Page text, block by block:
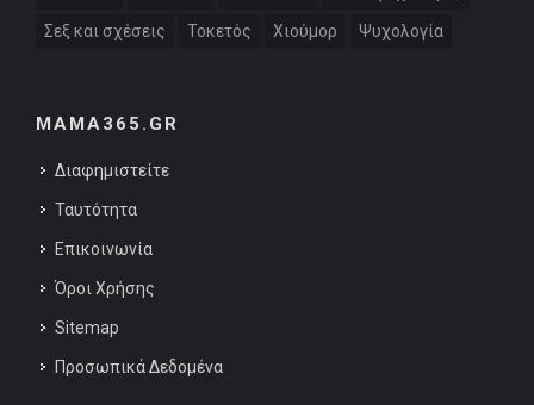
Σεξ και σχέσεις Τοκετός Χιούμορ Ψυχολογία
MAMA365.GR
Διαφημιστείτε
Ταυτότητα
Επικοινωνία
Όροι Χρήσης
Sitemap
Προσωπικά Δεδομένα